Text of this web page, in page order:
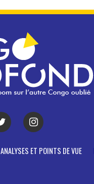
ANALYSES ET POINTS DE VUE